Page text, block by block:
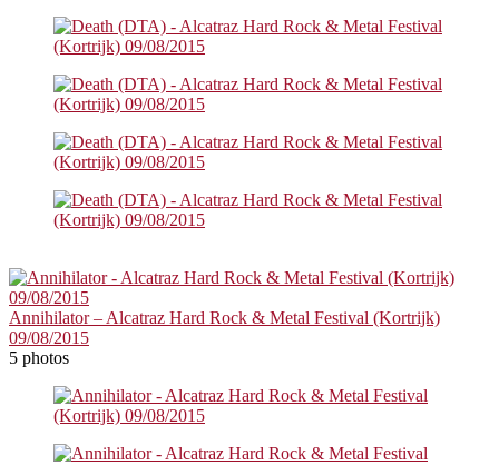
Annihilator – Alcatraz Hard Rock & Metal Festival (Kortrijk)
09/08/2015
5 photos